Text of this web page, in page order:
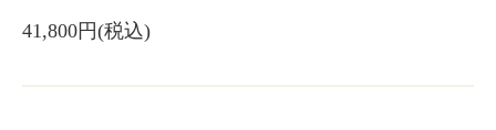
41,800円(税込)